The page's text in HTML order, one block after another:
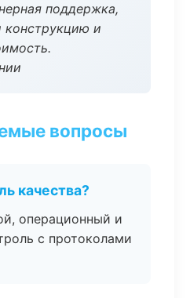
поддержка,
конструкцию и
вопросы
качества?
операционный и
с протоколами